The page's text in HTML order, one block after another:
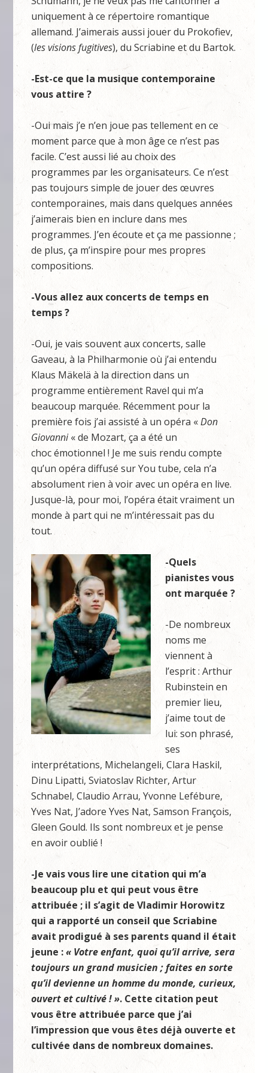
uniquement à ce répertoire romantique
allemand. J’aimerais aussi jouer du Prokofiev,
(les visions fugitives), du Scriabine et du Bartok.
-Est-ce que la musique contemporaine
vous attire ?
-Oui mais j’e n’en joue pas tellement en ce
moment parce que à mon âge ce n’est pas
facile. C’est aussi lié au choix des
programmes par les organisateurs. Ce n’est
pas toujours simple de jouer des œuvres
contemporaines, mais dans quelques années
j’aimerais bien en inclure dans mes
programmes. J’en écoute et ça me passionne ;
de plus, ça m’inspire pour mes propres
compositions.
-Vous allez aux concerts de temps en
temps ?
-Oui, je vais souvent aux concerts, salle
Gaveau, à la Philharmonie où j’ai entendu
Klaus Mäkelä à la direction dans un
programme entièrement Ravel qui m’a
beaucoup marquée. Récemment pour la
première fois j’ai assisté à un opéra «Don
Giovanni« de Mozart, ça a été un
choc émotionnel ! Je me suis rendu compte
qu’un opéra diffusé sur You tube, cela n’a
absolument rien à voir avec un opéra en live.
Jusque-là, pour moi, l’opéra était vraiment un
monde à part qui ne m’intéressait pas du
tout.
-Quels
pianistes vous
ont marquée ?
-De nombreux
noms me
viennent à
l’esprit : Arthur
Rubinstein en
premier lieu,
j’aime tout de
lui: son phrasé,
ses
interprétations, Michelangeli, Clara Haskil,
Dinu Lipatti, Sviatoslav Richter, Artur
Schnabel, Claudio Arrau, Yvonne Lefébure,
Yves Nat, J’adore Yves Nat, Samson François,
Gleen Gould. Ils sont nombreux et je pense
en avoir oublié !
-Je vais vous lire une citation qui m’a
beaucoup plu et qui peut vous être
attribuée ; il s’agit de Vladimir Horowitz
qui a rapporté un conseil que Scriabine
avait prodigué à ses parents quand il était
jeune :« Votre enfant, quoi qu’il arrive, sera
toujours un grand musicien ; faites en sorte
qu’il devienne un homme du monde, curieux,
ouvert et cultivé ! ». Cette citation peut
vous être attribuée parce que j’ai
l’impression que vous êtes déjà ouverte et
cultivée dans de nombreux domaines.